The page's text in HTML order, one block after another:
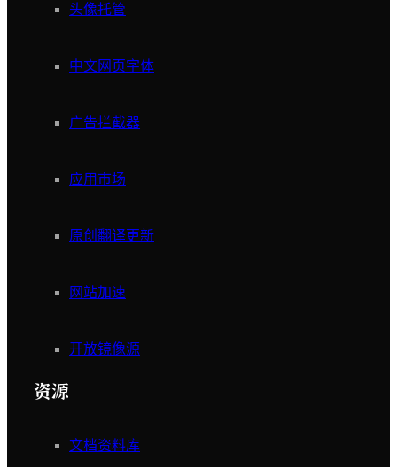
头像托管
中文网页字体
广告拦截器
应用市场
原创翻译更新
网站加速
开放镜像源
资源
文档资料库